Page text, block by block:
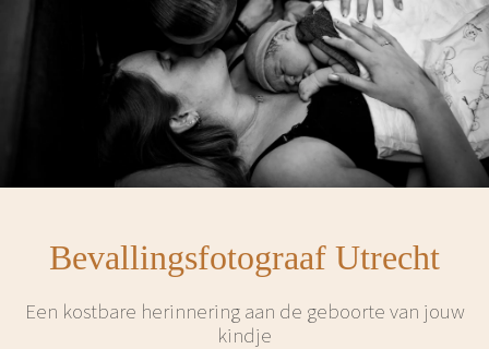
Bevallingsfotograaf Utrecht
Een kostbare herinnering aan de geboorte van jouw
kindje